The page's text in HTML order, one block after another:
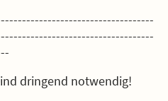
dringend notwendig!